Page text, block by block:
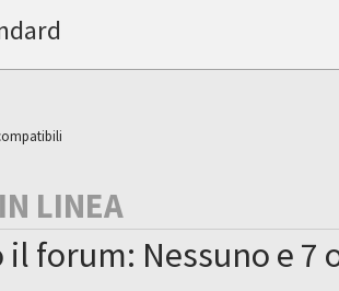
LINEA
il forum: Nessuno e 7